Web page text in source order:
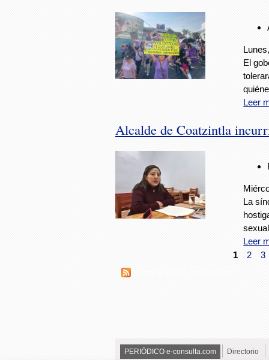
El
Leer
Alcalde de Coatzintla
La
Leer
1
2 3
PERIÓDICO e-consulta.com Directorio